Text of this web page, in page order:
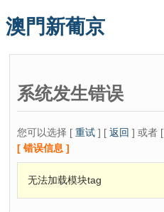
澳門新葡京
系统发生错误
您可以选择 [ 重试 ] [ 返回 ] 或者 [
[ 错误信息 ]
无法加载模块tag